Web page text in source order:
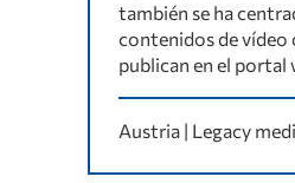
también se ha
contenidos de vídeo
publican en el portal
Austria | Legacy